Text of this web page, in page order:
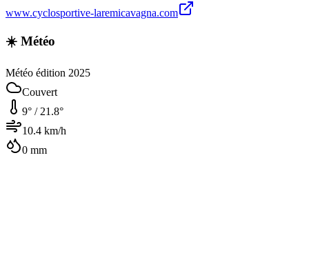
www.cyclosportive-laremicavagna.com
☀️ Météo
Météo édition 2025
Couvert
9° / 21.8°
10.4 km/h
0 mm